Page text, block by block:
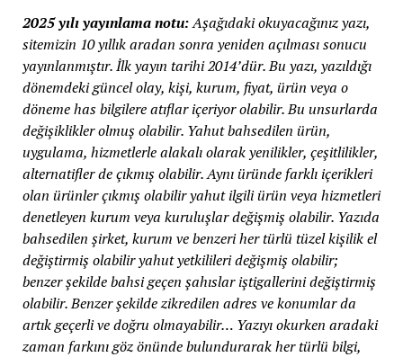
2025 yılı yayınlama notu:Aşağıdaki okuyacağınız yazı,
sitemizin 10 yıllık aradan sonra yeniden açılması sonucu
yayınlanmıştır. İlk yayın tarihi 2014’dür. Bu yazı, yazıldığı
dönemdeki güncel olay, kişi, kurum, fiyat, ürün veya o
döneme has bilgilere atıflar içeriyor olabilir. Bu unsurlarda
değişiklikler olmuş olabilir. Yahut bahsedilen ürün,
uygulama, hizmetlerle alakalı olarak yenilikler, çeşitlilikler,
alternatifler de çıkmış olabilir. Aynı üründe farklı içerikleri
olan ürünler çıkmış olabilir yahut ilgili ürün veya hizmetleri
denetleyen kurum veya kuruluşlar değişmiş olabilir. Yazıda
bahsedilen şirket, kurum ve benzeri her türlü tüzel kişilik el
değiştirmiş olabilir yahut yetkilileri değişmiş olabilir;
benzer şekilde bahsi geçen şahıslar iştigallerini değiştirmiş
olabilir. Benzer şekilde zikredilen adres ve konumlar da
artık geçerli ve doğru olmayabilir… Yazıyı okurken aradaki
zaman farkını göz önünde bulundurarak her türlü bilgi,